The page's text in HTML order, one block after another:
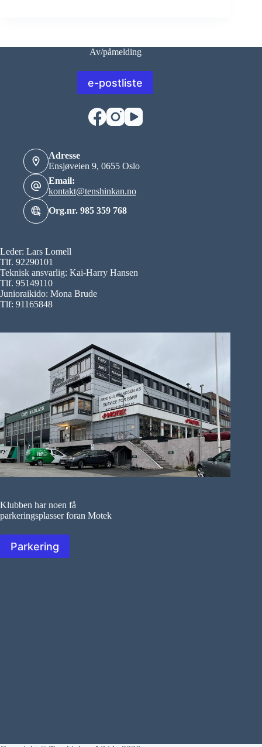
Av/påmelding
e-postliste
Adresse
Ensjøveien 9, 0655 Oslo
Email:
kontakt@tenshinkan.no
Org.nr. 985 359 768
Leder: Lars Lomell
Tlf. 92290101
Teknisk ansvarlig: Kai-Harry Hansen
Tlf. 95149110
Junioraikido: Mona Brude
Tlf: 91165848
Klubben har noen få
parkeringsplasser foran Motek
Parkering